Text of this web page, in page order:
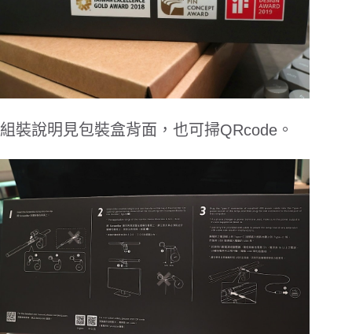
組裝說明見包裝盒背面，也可掃QRcode 。